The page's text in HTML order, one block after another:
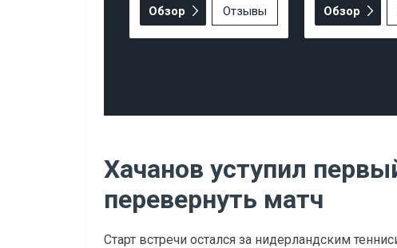
Обзор Отзывы Обзор
Хачанов уступил
перевернуть матч
Старт встречи остался за нидерландским